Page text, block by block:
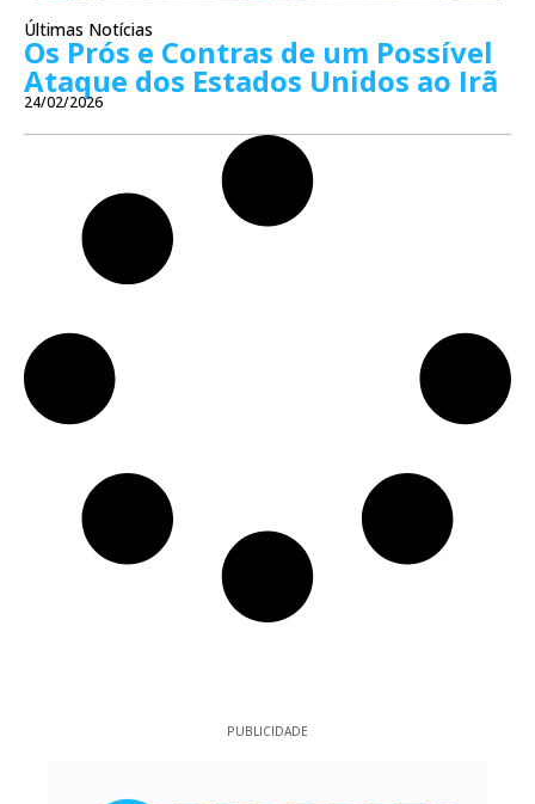
Últimas Notícias
Os Prós e Contras de um Possível
Ataque dos Estados Unidos ao Irã
24/02/2026
PUBLICIDADE